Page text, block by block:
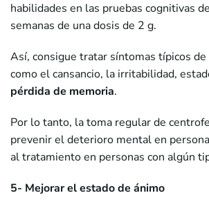
habilidades en las pruebas cognitivas
semanas de una dosis de 2 g.
Así, consigue tratar síntomas típicos
como el cansancio, la irritabilidad,
pérdida de memoria.
Por lo tanto, la toma regular de
prevenir el deterioro mental en
al tratamiento en personas con algún
5- Mejorar el estado de ánimo